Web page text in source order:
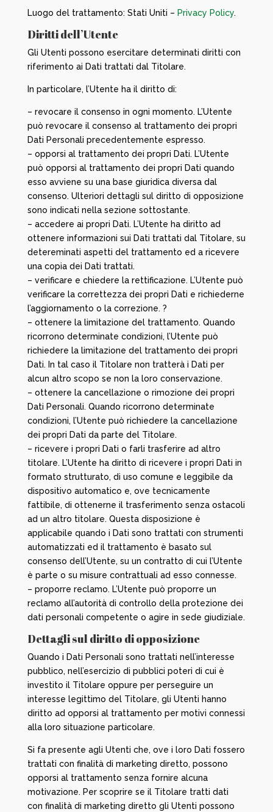
Luogo del trattamento: Stati Uniti – Privacy Policy.
Diritti dell’Utente
Gli Utenti possono esercitare determinati diritti con
riferimento ai Dati trattati dal Titolare.
In particolare, l’Utente ha il diritto di:
– revocare il consenso in ogni momento. L’Utente
può revocare il consenso al trattamento dei propri
Dati Personali precedentemente espresso.
– opporsi al trattamento dei propri Dati. L’Utente
può opporsi al trattamento dei propri Dati quando
esso avviene su una base giuridica diversa dal
consenso. Ulteriori dettagli sul diritto di opposizione
sono indicati nella sezione sottostante.
– accedere ai propri Dati. L’Utente ha diritto ad
ottenere informazioni sui Dati trattati dal Titolare, su
detereminati aspetti del trattamento ed a ricevere
una copia dei Dati trattati.
– verificare e chiedere la rettificazione. L’Utente può
verificare la correttezza dei propri Dati e richiederne
l’aggiornamento o la correzione. ?
– ottenere la limitazione del trattamento. Quando
ricorrono determinate condizioni, l’Utente può
richiedere la limitazione del trattamento dei propri
Dati. In tal caso il Titolare non tratterà i Dati per
alcun altro scopo se non la loro conservazione.
– ottenere la cancellazione o rimozione dei propri
Dati Personali. Quando ricorrono determinate
condizioni, l’Utente può richiedere la cancellazione
dei propri Dati da parte del Titolare.
– ricevere i propri Dati o farli trasferire ad altro
titolare. L’Utente ha diritto di ricevere i propri Dati in
formato strutturato, di uso comune e leggibile da
dispositivo automatico e, ove tecnicamente
fattibile, di ottenerne il trasferimento senza ostacoli
ad un altro titolare. Questa disposizione è
applicabile quando i Dati sono trattati con strumenti
automatizzati ed il trattamento è basato sul
consenso dell’Utente, su un contratto di cui l’Utente
è parte o su misure contrattuali ad esso connesse.
– proporre reclamo. L’Utente può proporre un
reclamo all’autorità di controllo della protezione dei
dati personali competente o agire in sede giudiziale.
Dettagli sul diritto di opposizione
Quando i Dati Personali sono trattati nell’interesse
pubblico, nell’esercizio di pubblici poteri di cui è
investito il Titolare oppure per perseguire un
interesse legittimo del Titolare, gli Utenti hanno
diritto ad opporsi al trattamento per motivi connessi
alla loro situazione particolare.
Si fa presente agli Utenti che, ove i loro Dati fossero
trattati con finalità di marketing diretto, possono
opporsi al trattamento senza fornire alcuna
motivazione. Per scoprire se il Titolare tratti dati
con finalità di marketing diretto gli Utenti possono